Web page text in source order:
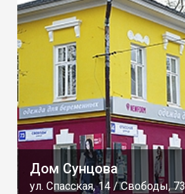
Дом Сунцова
ул. Спасская, 14 / Свободы, 73